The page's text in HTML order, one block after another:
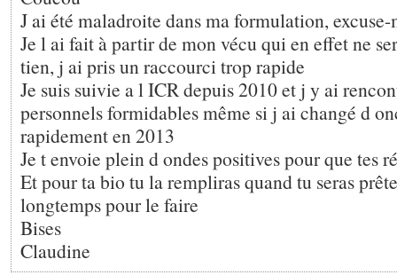
J ai été maladroite dans ma formulation,
Je l ai fait à partir de mon vécu qui en effet ne
tien, j ai pris un raccourci trop rapide
Je suis suivie a l ICR depuis 2010 et j y ai
personnels formidables même si j ai changé d
rapidement en 2013
Je t envoie plein d ondes positives pour que tes
Et pour ta bio tu la rempliras quand tu seras
longtemps pour le faire
Bises
Claudine